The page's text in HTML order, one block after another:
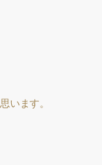
います。